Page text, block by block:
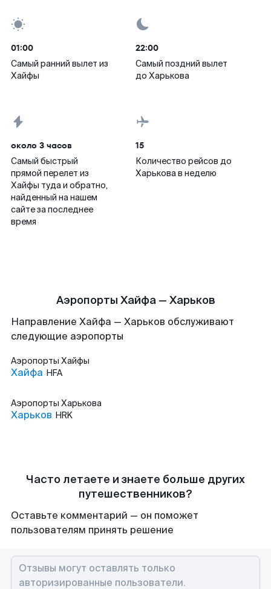
01:00
Самый ранний вылет из
Хайфы
22:00
Самый поздний вылет
до Харькова
около 3 часов
Самый быстрый
прямой перелет из
Хайфы туда и обратно,
найденный на нашем
сайте за последнее
время
15
Количество рейсов до
Харькова в неделю
Аэропорты Хайфа — Харьков
Направление Хайфа — Харьков обслуживают
следующие аэропорты
Аэропорты Хайфы
Хайфа HFA
Аэропорты Харькова
Харьков HRK
Часто летаете и знаете больше других
путешественников?
Оставьте комментарий — он поможет
пользователям принять решение